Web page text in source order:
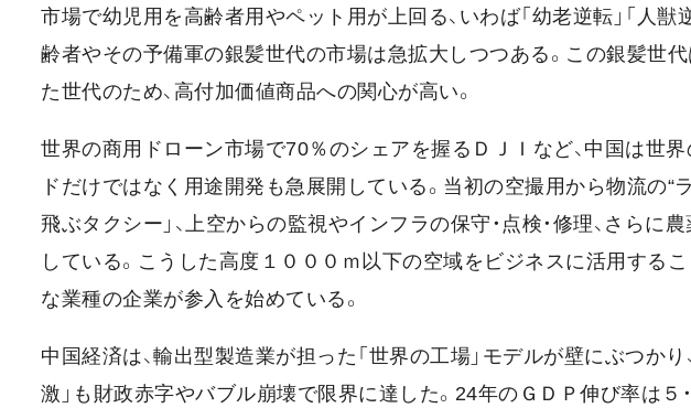
市場で幼児用を高齢者用やペット用が上回る、いわば「幼老逆転」「人獣
齢者やその予備軍の銀髪世代の市場は急拡大しつつある。この銀髪世
た世代のため、高付加価値商品への関心が高い。
世界の商用ドローン市場で70％のシェアを握るＤＪＩなど、中国は世
ドだけではなく用途開発も急展開している。当初の空撮用から物流の“
飛ぶタクシー」、上空からの監視やインフラの保守・点検・修理、さらに
している。こうした高度１０００ｍ以下の空域をビジネスに活用するこ
な業種の企業が参入を始めている。
中国経済は、輸出型製造業が担った「世界の工場」モデルが壁にぶつか
激」も財政赤字やバブル崩壊で限界に達した。24年のＧＤＰ伸び率は５